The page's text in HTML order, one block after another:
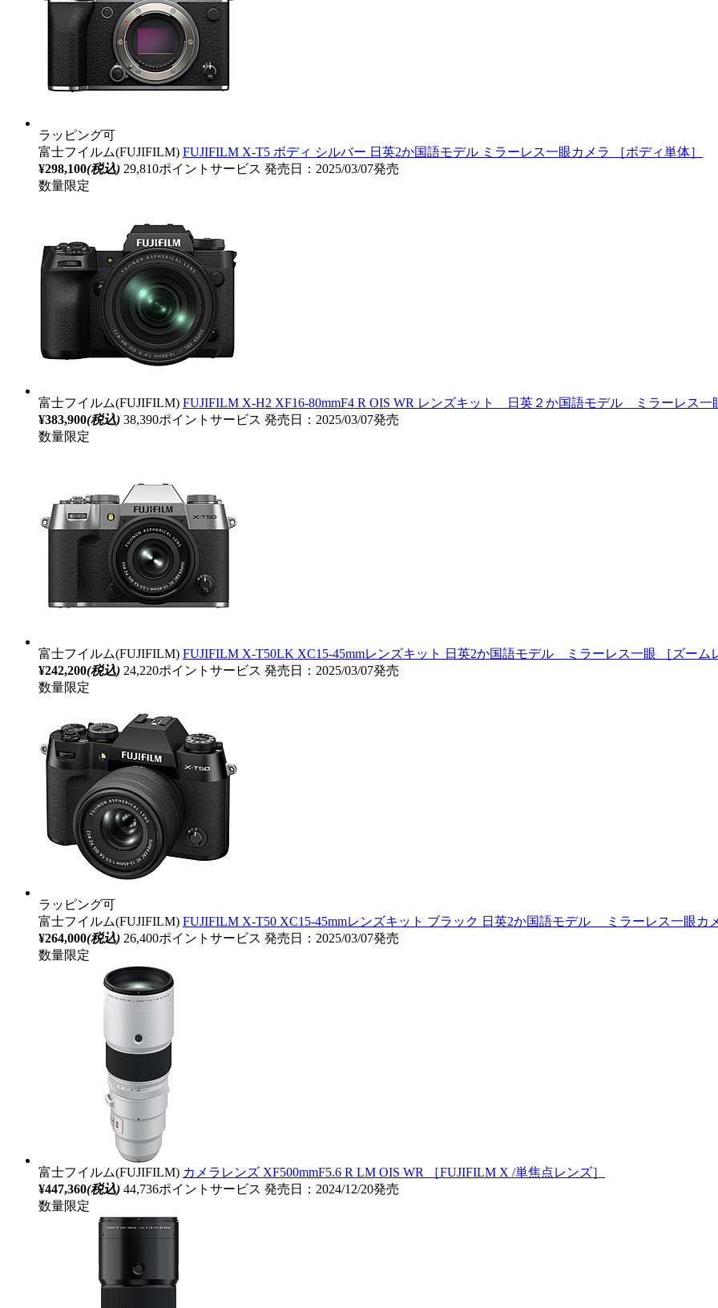
ラッピング可
富士フイルム(FUJIFILM) FUJIFILM X-T5 ボディ シルバー 日英2か国語モデル ミラーレス一眼カメラ ［ボディ単体］
¥298,100(税込) 29,810ポイントサービス 発売日：2025/03/07発売
数量限定
富士フイルム(FUJIFILM) FUJIFILM X-H2 XF16-80mmF4 R OIS WR レンズキット 日英２か国語モデル ミラーレス一
¥383,900(税込) 38,390ポイントサービス 発売日：2025/03/07発売
数量限定
富士フイルム(FUJIFILM) FUJIFILM X-T50LK XC15-45mmレンズキット 日英2か国語モデル ミラーレス一眼 ［ズーム
¥242,200(税込) 24,220ポイントサービス 発売日：2025/03/07発売
数量限定
ラッピング可
富士フイルム(FUJIFILM) FUJIFILM X-T50 XC15-45mmレンズキット ブラック 日英2か国語モデル ミラーレス一眼カ
¥264,000(税込) 26,400ポイントサービス 発売日：2025/03/07発売
数量限定
富士フイルム(FUJIFILM) カメラレンズ XF500mmF5.6 R LM OIS WR ［FUJIFILM X /単焦点レンズ］
¥447,360(税込) 44,736ポイントサービス 発売日：2024/12/20発売
数量限定